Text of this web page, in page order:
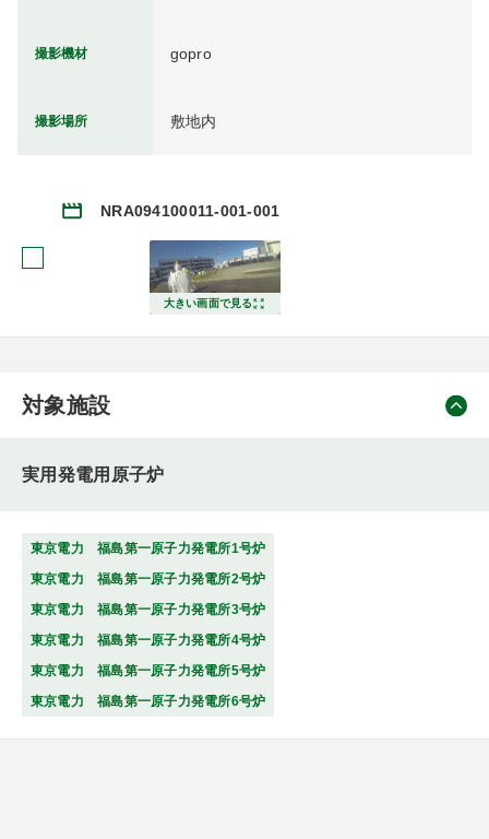
撮影機材 gopro
撮影場所 敷地内
NRA094100011-001-001
大きい画面で見る
対象施設
実用発電用原子炉
東京電力 福島第一原子力発電所1号炉
東京電力 福島第一原子力発電所2号炉
東京電力 福島第一原子力発電所3号炉
東京電力 福島第一原子力発電所4号炉
東京電力 福島第一原子力発電所5号炉
東京電力 福島第一原子力発電所6号炉